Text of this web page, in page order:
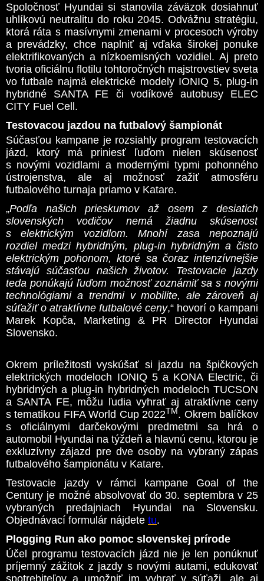
Spoločnosť Hyundai si stanovila záväzok dosiahnuť
uhlíkovú neutralitu do roku 2045. Odvážnu stratégiu,
ktorá ráta s masívnymi zmenami v procesoch výroby
a prevádzky, chce naplniť aj vďaka širokej ponuke
elektrifikovaných a nízkoemisných vozidiel. Aj preto
tvoria oficiálnu flotilu tohtoročných majstrovstiev sveta
vo futbale najmä elektrické modely IONIQ 5, plug-in
hybridné SANTA FE či vodíkové autobusy ELEC
CITY Fuel Cell.
Testovacou jazdou na futbalový šampionát
Súčasťou kampane je rozsiahly program testovacích
jázd, ktorý má priniesť ľuďom nielen skúsenosť
s novými vozidlami a modernými typmi pohonného
ústrojenstva, ale aj možnosť zažiť atmosféru
futbalového turnaja priamo v Katare.
„Podľa našich prieskumov až osem z desiatich
slovenských vodičov nemá žiadnu skúsenosť
s elektrickým vozidlom. Mnohí zasa nepoznajú
rozdiel medzi hybridným, plug-in hybridným a čisto
elektrickým pohonom, ktoré sa čoraz intenzívnejšie
stávajú súčasťou našich životov. Testovacie jazdy
teda ponúkajú ľuďom možnosť zoznámiť sa s novými
technológiami a trendmi v mobilite, ale zároveň aj
súťažiť o atraktívne futbalové ceny,“ hovorí o kampani
Marek Kopča, Marketing & PR Director Hyundai
Slovensko.
Okrem príležitosti vyskúšať si jazdu na špičkových
elektrických modeloch IONIQ 5 a KONA Electric, či
hybridných a plug-in hybridných modeloch TUCSON
a SANTA FE, môžu ľudia vyhrať aj atraktívne ceny
s tematikou FIFA World Cup 2022TM . Okrem balíčkov
s oficiálnymi darčekovými predmetmi sa hrá o
automobil Hyundai na týždeň a hlavnú cenu, ktorou je
exkluzívny zájazd pre dve osoby na vybraný zápas
futbalového šampionátu v Katare.
Testovacie jazdy v rámci kampane Goal of the
Century je možné absolvovať do 30. septembra v 25
vybraných predajniach Hyundai na Slovensku.
Objednávací formulár nájdete tu.
Plogging Run ako pomoc slovenskej prírode
Účel programu testovacích jázd nie je len ponúknuť
príjemný zážitok z jazdy s novými autami, edukovať